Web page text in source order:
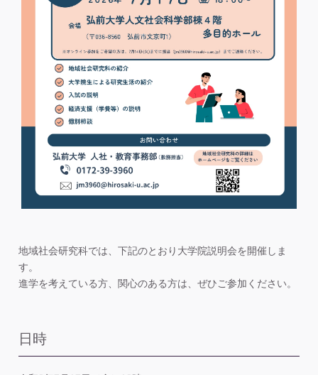
地域社会研究科では、下記のとおり大学院説明会を開催しま
す。
進学を考えている方、関心のある方は、ぜひご参加ください。
日時